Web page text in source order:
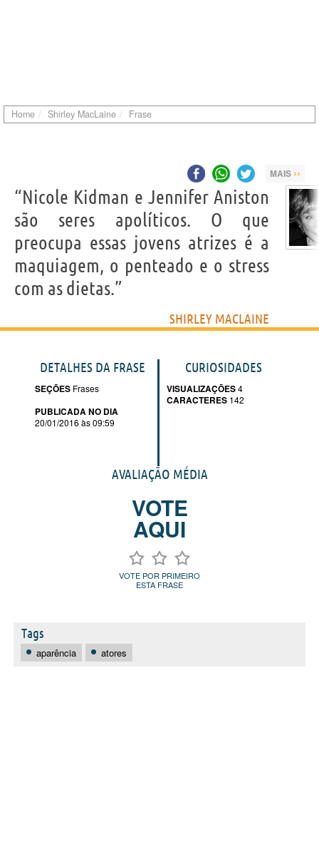
Home Shirley MacLaine Frase
MAIS ››
“Nicole Kidman e Jennifer Aniston
são seres apolíticos. O que
preocupa essas jovens atrizes é a
maquiagem, o penteado e o stress
com as dietas.”
SHIRLEY MACLAINE
DETALHES DA FRASE
SEÇÕES Frases
PUBLICADA NO DIA
20/01/2016 às 09:59
CURIOSIDADES
VISUALIZAÇÕES4
CARACTERES 142
AVALIAÇÃO MÉDIA
VOTE
AQUI
VOTE POR PRIMEIRO
ESTA FRASE
Tags
aparência atores